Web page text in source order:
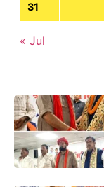
31
« Jul